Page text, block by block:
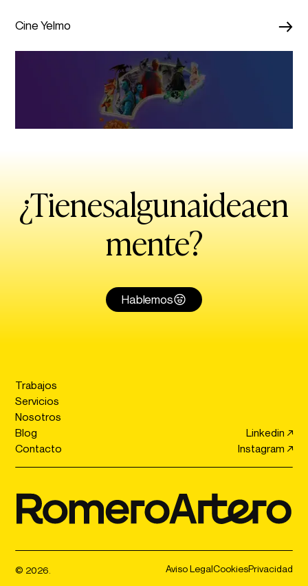
Cine Yelmo →
¿Tienesalgunaideaen
mente?
Hablemos
Trabajos
Servicios
Nosotros
Blog
Contacto
Linkedin ↗
Instagram ↗
© 2026. Aviso LegalCookiesPrivacidad